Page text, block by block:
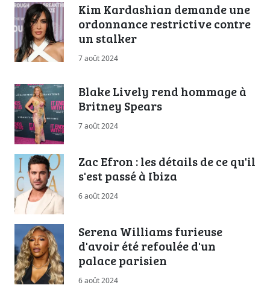
Kim Kardashian demande une
ordonnance restrictive contre
un stalker
7 août 2024
Blake Lively rend hommage à
Britney Spears
7 août 2024
Zac Efron : les détails de ce qu'il
s'est passé à Ibiza
6 août 2024
Serena Williams furieuse
d'avoir été refoulée d'un
palace parisien
6 août 2024